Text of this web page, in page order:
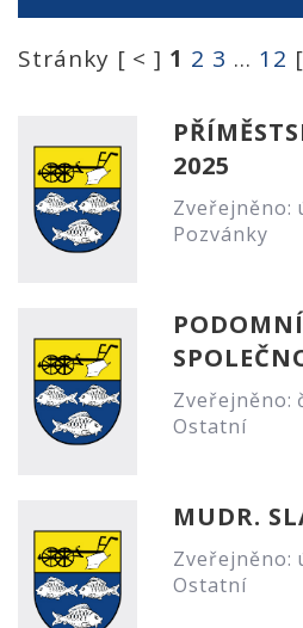
Stránky [ < ] 1 2 3 ... 12 [
2025
Zveřejněno:
Pozvánky
Zveřejněno:
Ostatní
MUDR.
Zveřejněno:
Ostatní